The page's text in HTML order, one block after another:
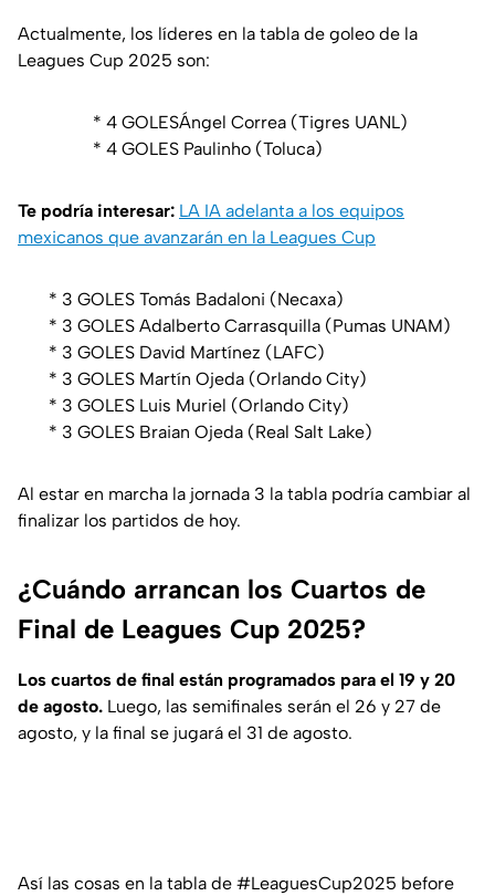
Actualmente, los líderes en la tabla de goleo de la
Leagues Cup 2025 son:
* 4 GOLESÁngel Correa (Tigres UANL)
* 4 GOLES Paulinho (Toluca)
Te podría interesar: LA IA adelanta a los equipos
mexicanos que avanzarán en la Leagues Cup
* 3 GOLES Tomás Badaloni (Necaxa)
* 3 GOLES Adalberto Carrasquilla (Pumas UNAM)
* 3 GOLES David Martínez (LAFC)
* 3 GOLES Martín Ojeda (Orlando City)
* 3 GOLES Luis Muriel (Orlando City)
* 3 GOLES Braian Ojeda (Real Salt Lake)
Al estar en marcha la jornada 3 la tabla podría cambiar al
finalizar los partidos de hoy.
¿Cuándo arrancan los Cuartos de
Final de Leagues Cup 2025?
Los cuartos de final están programados para el 19 y 20
de agosto. Luego, las semifinales serán el 26 y 27 de
agosto, y la final se jugará el 31 de agosto.
Así las cosas en la tabla de #LeaguesCup2025 before